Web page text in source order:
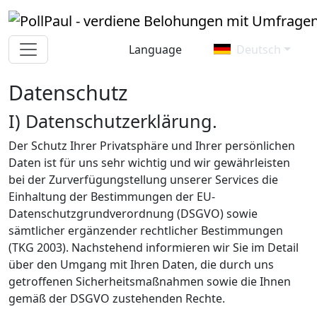
Language Deutsch
Datenschutz
I) Datenschutzerklärung.
Der Schutz Ihrer Privatsphäre und Ihrer persönlichen
Daten ist für uns sehr wichtig und wir gewährleisten
bei der Zurverfügungstellung unserer Services die
Einhaltung der Bestimmungen der EU-
Datenschutzgrundverordnung (DSGVO) sowie
sämtlicher ergänzender rechtlicher Bestimmungen
(TKG 2003). Nachstehend informieren wir Sie im Detail
über den Umgang mit Ihren Daten, die durch uns
getroffenen Sicherheitsmaßnahmen sowie die Ihnen
gemäß der DSGVO zustehenden Rechte.